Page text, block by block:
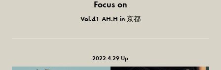
Focus on
気になる服とか人とか。
Vol.41 AH.H in 京都
2022.4.29 Up